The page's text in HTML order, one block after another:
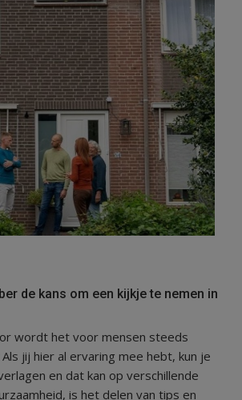
de kans om een kijkje te nemen in
wordt het voor mensen steeds
jij hier al ervaring mee hebt, kun je
en dat kan op verschillende
is het delen van tips en